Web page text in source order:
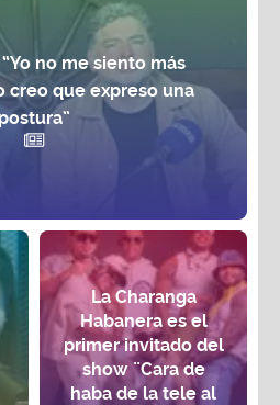
no me siento más
creo que expreso una
postura”
La Charanga
Habanera es el
primer invitado del
show ¨Cara de
haba de la tele al